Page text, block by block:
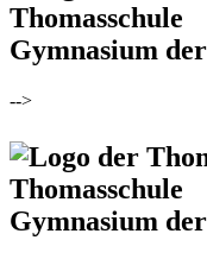
Thomasschule
Gymnasium
-->
Thomasschule
Gymnasium